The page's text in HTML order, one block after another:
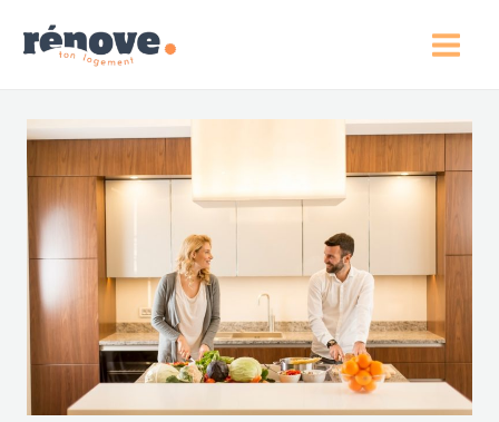
Main
Navigation